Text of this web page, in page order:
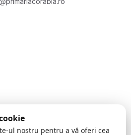
ul nostru pentru a vă oferi cea